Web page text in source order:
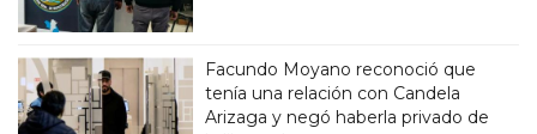
Facundo Moyano reconoció que
tenía una relación con Candela
Arizaga y negó haberla privado de